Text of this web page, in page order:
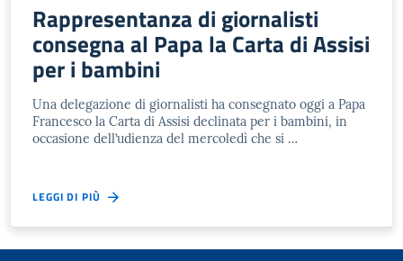
Rappresentanza di giornalisti
consegna al Papa la Carta di Assisi
per i bambini
Una delegazione di giornalisti ha consegnato oggi a Papa
Francesco la Carta di Assisi declinata per i bambini, in
occasione dell’udienza del mercoledì che si …
LEGGI DI PIÙ